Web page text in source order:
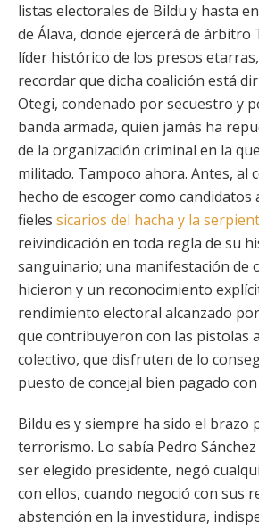
listas electorales de Bildu y hasta
de Álava, donde ejercerá de árbitro
líder histórico de los presos
recordar que dicha coalición está
Otegi, condenado por secuestro y
banda armada, quien jamás ha
de la organización criminal en la
militado. Tampoco ahora. Antes, al
hecho de escoger como candidatos
fieles sicarios del hacha y la
reivindicación en toda regla de su
sanguinario; una manifestación de
hicieron y un reconocimiento
rendimiento electoral alcanzado por
que contribuyeron con las pistolas
colectivo, que disfruten de lo
puesto de concejal bien pagado
Bildu es y siempre ha sido el brazo
terrorismo. Lo sabía Pedro
ser elegido presidente, negó
con ellos, cuando negoció con sus
abstención en la investidura,